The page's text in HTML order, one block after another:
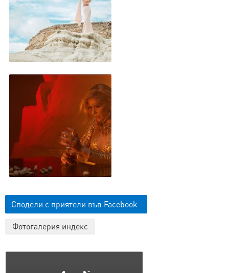
Сподели с приятели във Facebook
Фотогалерия индекс